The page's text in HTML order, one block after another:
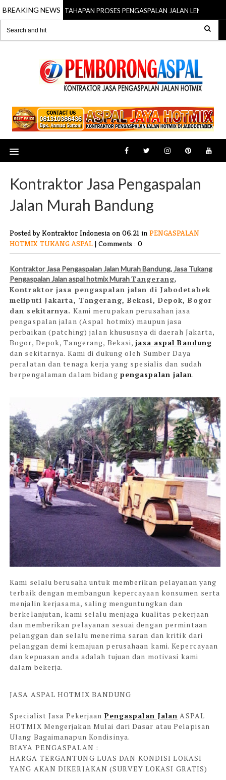
BREAKING NEWS
16 Nov 2025 10 TAHAPAN PROSES PENGASPALAN JALAN LENGKAP
Kontraktor Jasa Pengaspalan
Jalan Murah Bandung
Posted by Kontraktor Indonesia on 06.21 in PENGASPALAN
HOTMIX TUKANG ASPAL | Comments : 0
Kontraktor Jasa Pengaspalan Jalan Murah Bandung, Jasa Tukang
Pengaspalan Jalan aspal hotmix MurahTangerang,
Kontraktor jasa pengaspalan jalan di Jabodetabek
meliputi Jakarta, Tangerang, Bekasi, Depok, Bogor
dan sekitarnya. Kami merupakan perusahan jasa
pengaspalan jalan (Aspal hotmix) maupun jasa
perbaikan (patching) jalan khususnya di daerah Jakarta,
Bogor, Depok, Tangerang, Bekasi,jasa aspal Bandung
dan sekitarnya. Kami di dukung oleh Sumber Daya
peralatan dan tenaga kerja yang spesialis dan sudah
berpengalaman dalam bidang pengaspalan jalan.
Kami selalu berusaha untuk memberikan pelayanan yang
terbaik dengan membangun kepercayaan konsumen serta
menjalin kerjasama, saling menguntungkan dan
berkelanjutan, kami selalu menjaga kualitas pekerjaan
dan memberikan pelayanan sesuai dengan permintaan
pelanggan dan selalu menerima saran dan kritik dari
pelanggan demi kemajuan perusahaan kami. Kepercayaan
dan kepuasan anda adalah tujuan dan motivasi kami
dalam bekerja.
JASA ASPAL HOTMIX BANDUNG
Specialist Jasa Pekerjaan Pengaspalan Jalan ASPAL
HOTMIX Mengerjakan Mulai dari Dasar atau Pelapisan
Ulang Bagaimanapun Kondisinya.
BIAYA PENGASPALAN :
HARGA TERGANTUNG LUAS DAN KONDISI LOKASI
YANG AKAN DIKERJAKAN (SURVEY LOKASI GRATIS)